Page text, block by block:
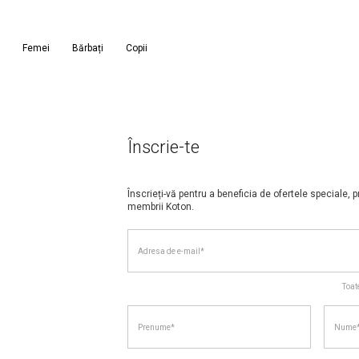
Femei Bărbați Copii
Înscrie-te
Înscrieți-vă pentru a beneficia de ofertele speciale,
membrii Koton.
Adresa de e-mail*
Prenume*
Terms of Use
Privacy Policy